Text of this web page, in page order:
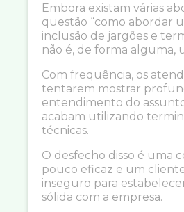
Embora existam várias
questão “como abordar
inclusão de jargões e
não é, de forma alguma,
Com frequência, os
tentarem mostrar
entendimento do
acabam utilizando
técnicas.
O desfecho disso é uma
pouco eficaz e um
inseguro para
sólida com a empresa.